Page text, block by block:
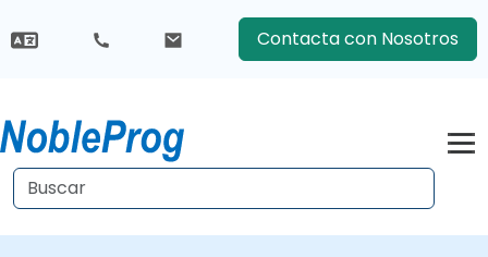
Contacta con Nosotros